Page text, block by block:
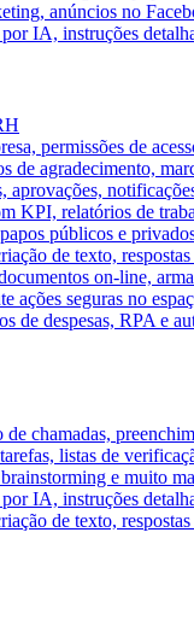
anúncios no
IA, instruções
permissões de
de agradecimento,
aprovações,
KPI, relatórios de
públicos e
de texto,
on-line,
ações seguras no
de despesas, RPA e
chamadas,
listas de
e muito
IA, instruções
de texto,